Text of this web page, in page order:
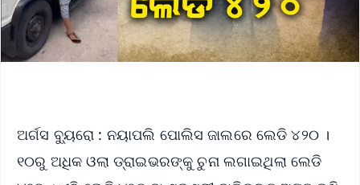
ଅର୍ଗସ ବ୍ୟୁରୋ : ନୟାପଲି ପୋଲିସ ଜାଲରେ ଲେଡି ୪୨୦ ।
୧୦ରୁ ଅଧିକ ଓଲା ଡ୍ରାଇଭରଙ୍କୁ ଚୁନା ଲଗାଇଥିଲା ଲେଡି